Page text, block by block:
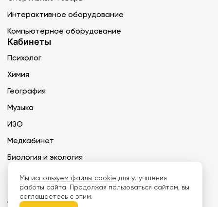
Интерактивное оборудование
Компьютерное оборудование
Кабинеты
Психолог
Химия
География
Музыка
ИЗО
Медкабинет
Биология и экология
Технология
ООО «Дети наше будущее» ИНН 6671165273 ОГРН 1216600030250 КПП
Мы используем файлы cookie для улучшения
работы сайта. Продолжая пользоваться сайтом, вы
соглашаетесь с этим.